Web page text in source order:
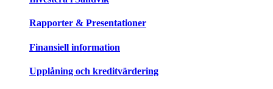
Rapporter & Presentationer
Finansiell information
Upplåning och kreditvärdering